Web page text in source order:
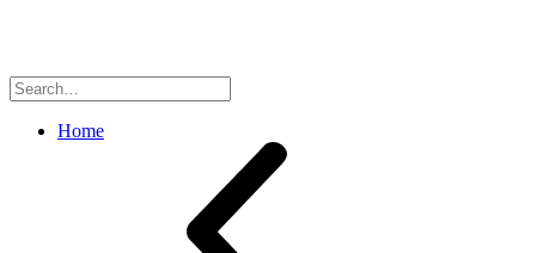
Search
for:
Home